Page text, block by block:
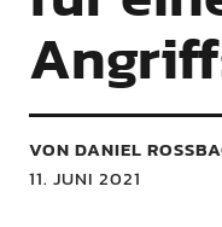
VON DANIEL
11. JUNI 2021